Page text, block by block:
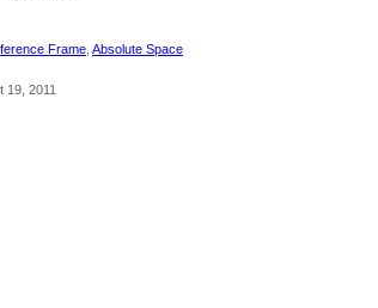
Frame, Absolute Space
19, 2011